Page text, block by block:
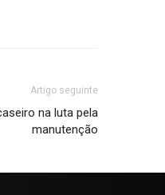
Artigo seguinte
na luta pela
manutenção